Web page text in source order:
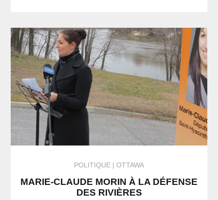
POLITIQUE OTTAWA
MARIE-CLAUDE MORIN À LA DÉFENSE
DES RIVIÈRES